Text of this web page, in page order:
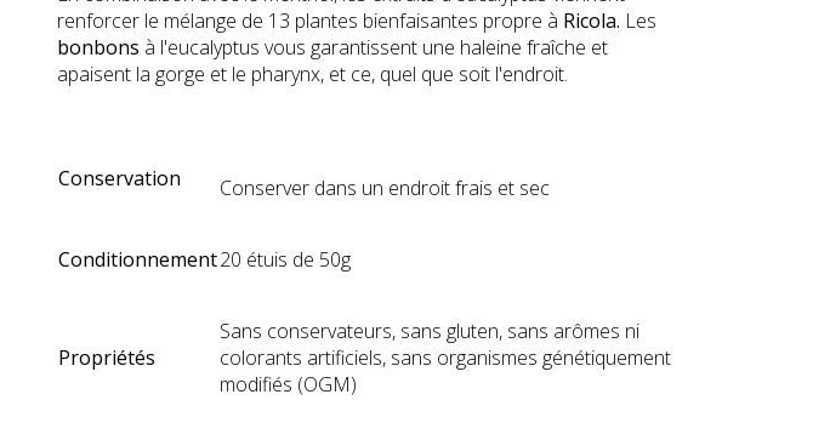
renforcer le mélange de 13 plantes bienfaisantes propre à Ricola. Les
bonbons à l'eucalyptus vous garantissent une haleine fraîche et
apaisent la gorge et le pharynx, et ce, quel que soit l'endroit.
Conservation Conserver dans un endroit frais et sec
Conditionnement20 étuis de 50g
Propriétés
Sans conservateurs, sans gluten, sans arômes ni
colorants artificiels, sans organismes génétiquement
modifiés (OGM)